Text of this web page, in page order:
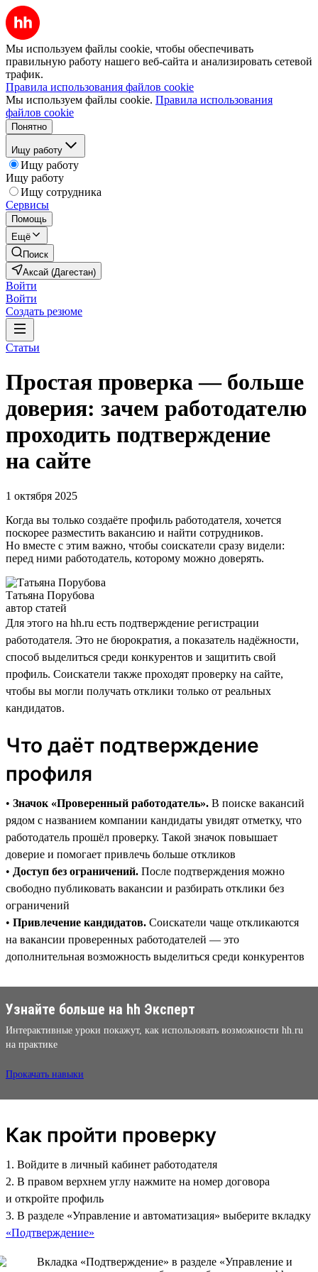
Мы используем файлы cookie, чтобы обеспечивать
правильную работу нашего веб-сайта и анализировать сетевой
трафик.
Правила использования файлов cookie
Мы используем файлы cookie. Правила использования
файлов cookie
Понятно
Ищу работу
Ищу работу
Ищу работу
Ищу сотрудника
Сервисы
Помощь
Ещё
Поиск
Аксай (Дагестан)
Войти
Войти
Создать резюме
Статьи
Простая проверка — больше
доверия: зачем работодателю
проходить подтверждение
на сайте
1 октября 2025
Когда вы только создаёте профиль работодателя, хочется
поскорее разместить вакансию и найти сотрудников.
Но вместе с этим важно, чтобы соискатели сразу видели:
перед ними работодатель, которому можно доверять.
Татьяна Порубова
автор статей
Для этого на hh.ru есть подтверждение регистрации
работодателя. Это не бюрократия, а показатель надёжности,
способ выделиться среди конкурентов и защитить свой
профиль. Соискатели также проходят проверку на сайте,
чтобы вы могли получать отклики только от реальных
кандидатов.
Что даёт подтверждение
профиля
• Значок «Проверенный работодатель». В поиске вакансий
рядом с названием компании кандидаты увидят отметку, что
работодатель прошёл проверку. Такой значок повышает
доверие и помогает привлечь больше откликов
• Доступ без ограничений. После подтверждения можно
свободно публиковать вакансии и разбирать отклики без
ограничений
• Привлечение кандидатов. Соискатели чаще откликаются
на вакансии проверенных работодателей — это
дополнительная возможность выделиться среди конкурентов
Узнайте больше на hh Эксперт
Интерактивные уроки покажут, как использовать возможности hh.ru
на практике
Прокачать навыки
Как пройти проверку
1. Войдите в личный кабинет работодателя
2. В правом верхнем углу нажмите на номер договора
и откройте профиль
3. В разделе «Управление и автоматизация» выберите вкладку
«Подтверждение»